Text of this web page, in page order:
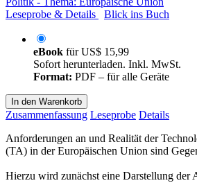
Leseprobe & Details
Blick ins Buch
eBook fürUS$ 15,99
Sofort herunterladen. Inkl. MwSt.
Format: PDF – für alle Geräte
In den Warenkorb
Zusammenfassung Leseprobe Details
Anforderungen an und Realität der
(TA) in der Europäischen Union sind
Hierzu wird zunächst eine Darstellung der